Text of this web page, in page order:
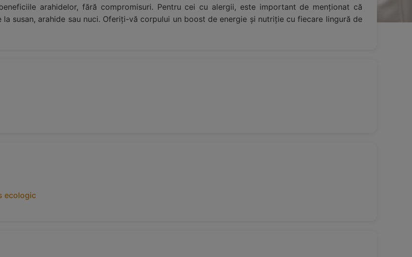
arahidelor, fără compromisuri. Pentru cei cu alergii, este important de menționat că
susan, arahide sau nuci. Oferiți-vă corpului un boost de energie și nutriție cu fiecare lingură de
ecologic